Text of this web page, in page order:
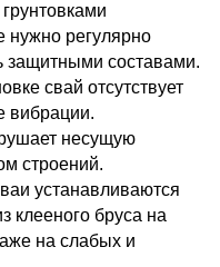
нужно регулярно
защитными составами.
свай отсутствует
вибрации.
несущую
строений.
устанавливаются
клееного бруса на
на слабых и